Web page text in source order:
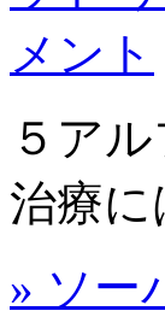
５ア
治療
» ソー